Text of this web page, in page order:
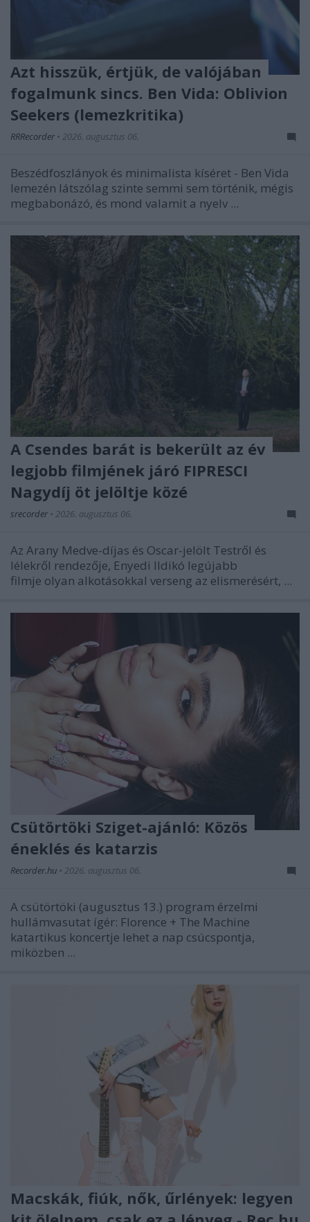
Azt hisszük, értjük, de valójában
fogalmunk sincs. Ben Vida: Oblivion
Seekers (lemezkritika)
RRRecorder • 2026. augusztus 06.
Beszédfoszlányok és minimalista kíséret - Ben Vida
lemezén látszólag szinte semmi sem történik, mégis
megbabonázó, és mond valamit a nyelv ...
A Csendes barát is bekerült az év
legjobb filmjének járó FIPRESCI
Nagydíj öt jelöltje közé
srecorder • 2026. augusztus 06.
Az Arany Medve-díjas és Oscar-jelölt Testről és
lélekről rendezője, Enyedi Ildikó legújabb
filmje olyan alkotásokkal verseng az elismerésért, ...
Csütörtöki Sziget-ajánló: Közös
éneklés és katarzis
Recorder.hu • 2026. augusztus 06.
A csütörtöki (augusztus 13.) program érzelmi
hullámvasutat ígér: Florence + The Machine
katartikus koncertje lehet a nap csúcspontja,
miközben ...
Macskák, fiúk, nők, űrlények: legyen